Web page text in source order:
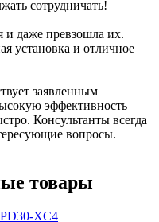
сотрудничать!
и даже превзошла их.
установка и отличное
заявленным
эффективность
Консультанты всегда
вопросы.
товары